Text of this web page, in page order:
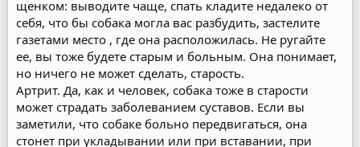
щенком: выводите чаще, спать кладите недалеко от
себя, что бы собака могла вас разбудить, застелите
газетами место , где она расположилась. Не ругайте
ее, вы тоже будете старым и больным. Она понимает,
но ничего не может сделать, старость.
Артрит. Да, как и человек, собака тоже в старости
может страдать заболеванием суставов. Если вы
заметили, что собаке больно передвигаться, она
стонет при укладывании или при вставании, при